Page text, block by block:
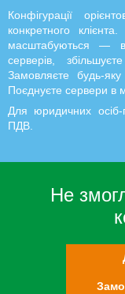
Конфігурації
конкретного
масштабуються —
серверів,
Замовляєте будь-яку
Поєднуєте сервери в
Для юридичних
ПДВ.
Не